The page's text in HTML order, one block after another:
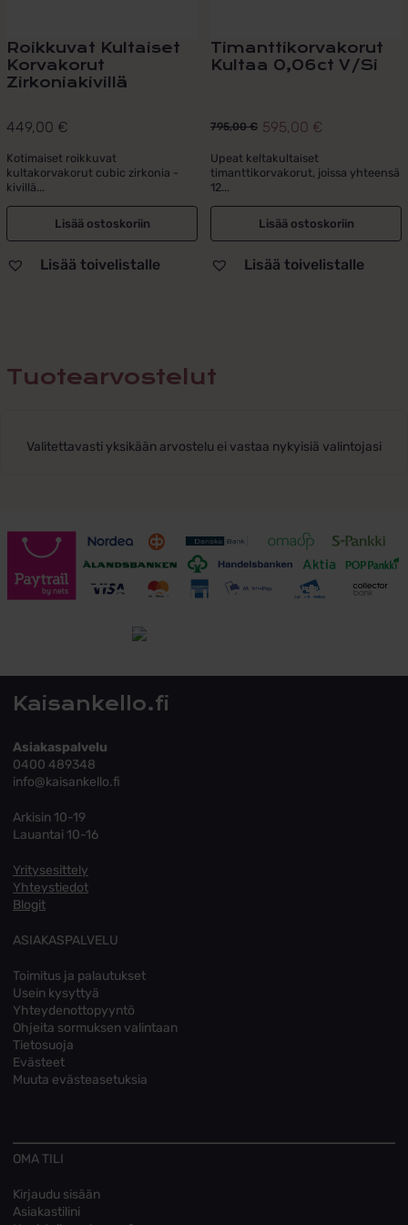
Roikkuvat Kultaiset
Korvakorut
Zirkoniakivillä
449,00 €
Kotimaiset roikkuvat
kultakorvakorut cubic zirkonia -
kivillä...
Lisää ostoskoriin
Lisää toivelistalle
Timanttikorvakorut
Kultaa 0,06ct V/Si
795,00€
Alkuperäinen
hinta
oli:
795,00 €.
595,00 €
Nykyinen
hinta
on:
595,00 €.
Upeat keltakultaiset
timanttikorvakorut, joissa yhteensä
12...
Lisää ostoskoriin
Lisää toivelistalle
Tuotearvostelut
Valitettavasti yksikään arvostelu ei vastaa nykyisiä valintojasi
Toimitusehdot
Kaisankello.fi
Asiakaspalvelu
0400 489348
info@kaisankello.fi
Arkisin 10-19
Lauantai 10-16
Yritysesittely
Yhteystiedot
Blogit
ASIAKASPALVELU
Toimitus ja palautukset
Usein kysyttyä
Yhteydenottopyyntö
Ohjeita sormuksen valintaan
Tietosuoja
Evästeet
Muuta evästeasetuksia
OMA TILI
Kirjaudu sisään
Asiakastilini